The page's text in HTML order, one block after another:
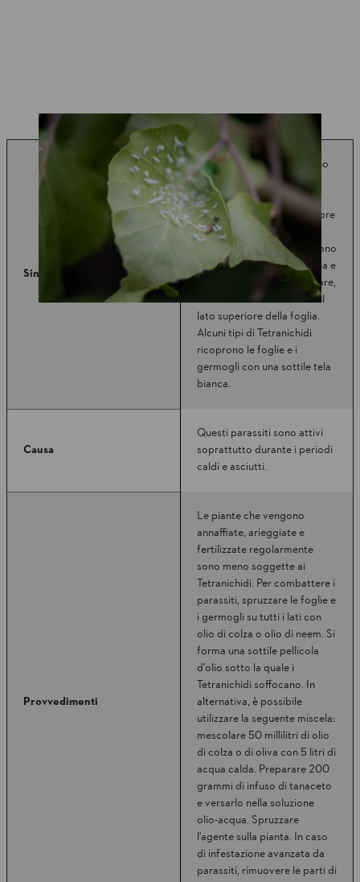
Sintomi
Piccoli insetti che diventano
grandi solo fino a 0,8
millimetri. A seconda della
stagione assumono un colore
giallo-verde, rosso o
marrone. I Tetranichidi vivono
sul lato inferiore della foglia e
si nutrono della linfa cellulare,
creando macchie chiare sul
lato superiore della foglia.
Alcuni tipi di Tetranichidi
ricoprono le foglie e i
germogli con una sottile tela
bianca.
Causa
Questi parassiti sono attivi
soprattutto durante i periodi
caldi e asciutti.
Provvedimenti
Le piante che vengono
annaffiate, arieggiate e
fertilizzate regolarmente
sono meno soggette ai
Tetranichidi. Per combattere i
parassiti, spruzzare le foglie e
i germogli su tutti i lati con
olio di colza o olio di neem. Si
forma una sottile pellicola
d'olio sotto la quale i
Tetranichidi soffocano. In
alternativa, è possibile
utilizzare la seguente miscela:
mescolare 50 millilitri di olio
di colza o di oliva con 5 litri di
acqua calda. Preparare 200
grammi di infuso di tanaceto
e versarlo nella soluzione
olio-acqua. Spruzzare
l'agente sulla pianta. In caso
di infestazione avanzata da
parassiti, rimuovere le parti di